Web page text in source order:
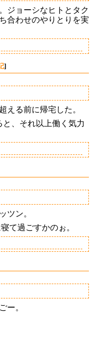
ジョーシなヒトとタク
合わせのやりとりを実
]
える前に帰宅した。
、それ以上働く気力
ツン。
て過ごすかのぉ。
ー。